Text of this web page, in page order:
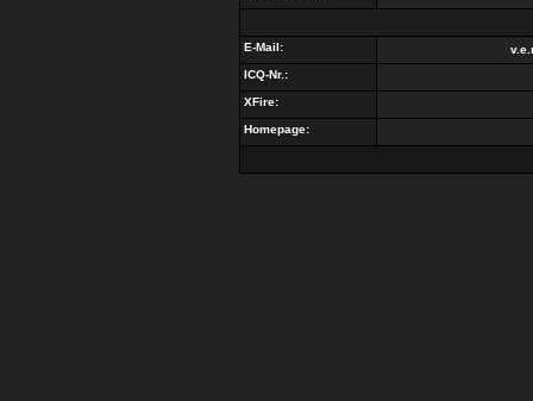
E-Mail:
ICQ-Nr.:
XFire:
Homepage: